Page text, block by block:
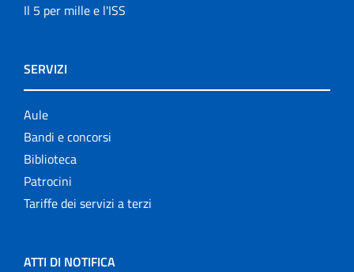
Il 5 per mille e l'ISS
SERVIZI
Aule
Bandi e concorsi
Biblioteca
Patrocini
Tariffe dei servizi a terzi
ATTI DI NOTIFICA